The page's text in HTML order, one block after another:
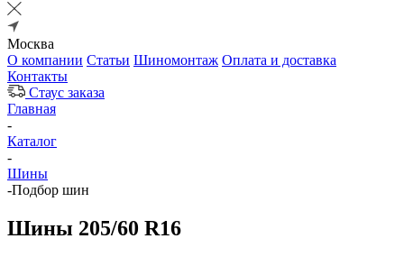
Москва
О компании Статьи Шиномонтаж Оплата и доставка
Контакты
Стаус заказа
Главная
-
Каталог
-
Шины
-Подбор шин
Шины 205/60 R16